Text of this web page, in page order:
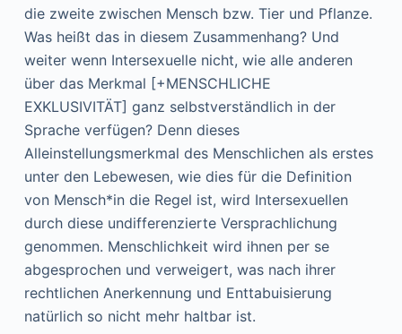
die zweite zwischen Mensch bzw. Tier und Pflanze.
Was heißt das in diesem Zusammenhang? Und
weiter wenn Intersexuelle nicht, wie alle anderen
über das Merkmal [+MENSCHLICHE
EXKLUSIVITÄT] ganz selbstverständlich in der
Sprache verfügen? Denn dieses
Alleinstellungsmerkmal des Menschlichen als erstes
unter den Lebewesen, wie dies für die Definition
von Mensch*in die Regel ist, wird Intersexuellen
durch diese undifferenzierte Versprachlichung
genommen. Menschlichkeit wird ihnen per se
abgesprochen und verweigert, was nach ihrer
rechtlichen Anerkennung und Enttabuisierung
natürlich so nicht mehr haltbar ist.